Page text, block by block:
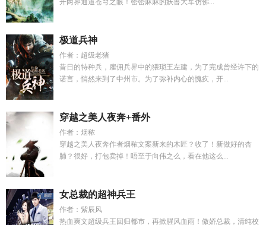
开两界通道苍穹之眼！密密麻麻的妖兽大军仿佛...
极道兵神
作者：超级老猪
昔日的特种兵，雇佣兵界中的猥琐王左建，为了完成曾经许下的
诺言，悄然来到了中州市。为了弥补内心的愧疚，开...
穿越之美人夜奔+番外
作者：烟秾
穿越之美人夜奔作者烟秾文案新来的木匠？收了！新做好的杏
脯？很好，打包卖掉！唔至于向伟之么，看在他这么...
女总裁的超神兵王
作者：紫辰风
热血爽文超级兵王回归都市，再掀腥风血雨！傲娇总裁，清纯校